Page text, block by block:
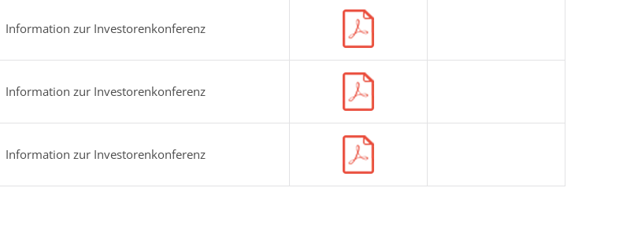
Information zur Investorenkonferenz
Information zur Investorenkonferenz
Information zur Investorenkonferenz